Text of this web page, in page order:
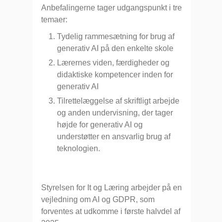
Anbefalingerne tager udgangspunkt i tre
temaer:
Tydelig rammesætning for brug af
generativ AI på den enkelte skole
Lærernes viden, færdigheder og
didaktiske kompetencer inden for
generativ AI
Tilrettelæggelse af skriftligt arbejde
og anden undervisning, der tager
højde for generativ AI og
understøtter en ansvarlig brug af
teknologien.
Styrelsen for It og Læring arbejder på en
vejledning om AI og GDPR, som
forventes at udkomme i første halvdel af